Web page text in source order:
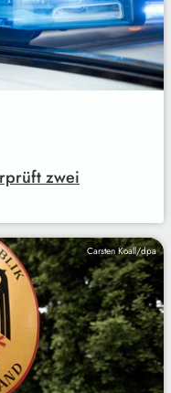
zwei
Carsten Koall/dpa